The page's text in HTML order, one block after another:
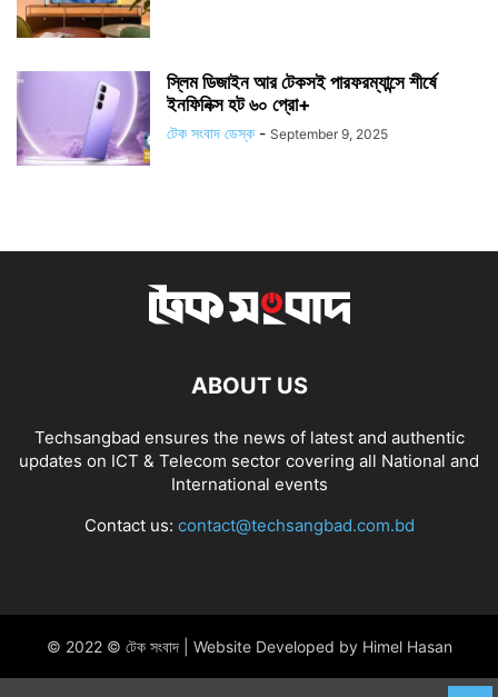
স্লিম ডিজাইন আর টেকসই পারফরম্যান্সে শীর্ষে
ইনফিনিক্স হট ৬০ প্রো+
টেক সংবাদ ডেস্ক - September 9, 2025
ABOUT US
Techsangbad ensures the news of latest and authentic
updates on ICT & Telecom sector covering all National and
International events
Contact us: contact@techsangbad.com.bd
© 2022 © টেক সংবাদ | Website Developed by Himel Hasan